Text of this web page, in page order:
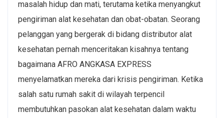
masalah hidup dan mati, terutama ketika menyangkut
pengiriman alat kesehatan dan obat-obatan. Seorang
pelanggan yang bergerak di bidang distributor alat
kesehatan pernah menceritakan kisahnya tentang
bagaimana AFRO ANGKASA EXPRESS
menyelamatkan mereka dari krisis pengiriman. Ketika
salah satu rumah sakit di wilayah terpencil
membutuhkan pasokan alat kesehatan dalam waktu